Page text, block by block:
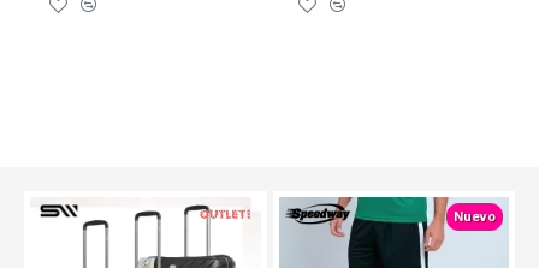
TEXTTRANSPARENTE OUT Nuevo
TEXTTRANSPARENTE